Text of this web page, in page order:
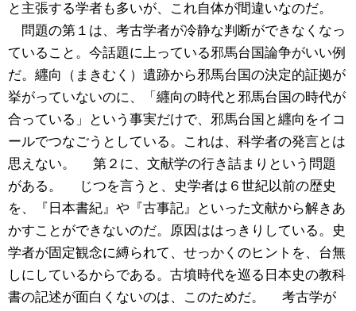
と主張する学者も多いが、これ自体が間違いなのだ。
問題の第１は、考古学者が冷静な判断ができなくなっ
ていること。今話題に上っている邪馬台国論争がいい例
だ。纒向（まきむく）遺跡から邪馬台国の決定的証拠が
挙がっていないのに、「纒向の時代と邪馬台国の時代が
合っている」という事実だけで、邪馬台国と纒向をイコ
ールでつなごうとしている。これは、科学者の発言とは
思えない。 第２に、文献学の行き詰まりという問題
がある。 じつを言うと、史学者は６世紀以前の歴史
を、『日本書紀』や『古事記』といった文献から解きあ
かすことができないのだ。原因ははっきりしている。史
学者が固定観念に縛られて、せっかくのヒントを、台無
しにしているからである。古墳時代を巡る日本史の教科
書の記述が面白くないのは、このためだ。 考古学が